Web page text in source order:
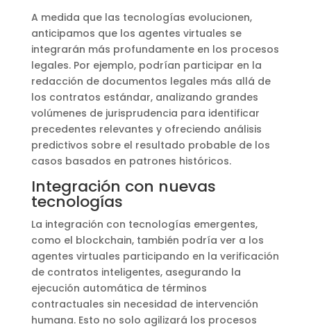
A medida que las tecnologías evolucionen,
anticipamos que los agentes virtuales se
integrarán más profundamente en los procesos
legales. Por ejemplo, podrían participar en la
redacción de documentos legales más allá de
los contratos estándar, analizando grandes
volúmenes de jurisprudencia para identificar
precedentes relevantes y ofreciendo análisis
predictivos sobre el resultado probable de los
casos basados en patrones históricos.
Integración con nuevas
tecnologías
La integración con tecnologías emergentes,
como el blockchain, también podría ver a los
agentes virtuales participando en la verificación
de contratos inteligentes, asegurando la
ejecución automática de términos
contractuales sin necesidad de intervención
humana. Esto no solo agilizará los procesos